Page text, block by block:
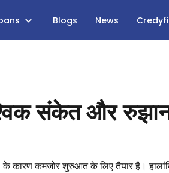
Blogs News
संकेत और
के कारण कमजोर शुरुआत के लिए तैयार है।